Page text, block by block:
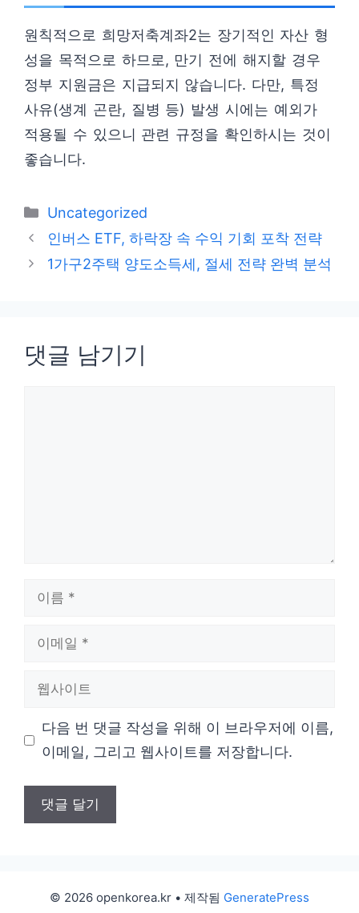
원칙적으로 희망저축계좌2는 장기적인 자산 형
성을 목적으로 하므로, 만기 전에 해지할 경우
정부 지원금은 지급되지 않습니다. 다만, 특정
사유(생계 곤란, 질병 등) 발생 시에는 예외가
적용될 수 있으니 관련 규정을 확인하시는 것이
좋습니다.
카
테
Uncategorized
인버스 ETF, 하락장 속 수익 기회 포착 전략
1가구2주택 양도소득세, 절세 전략 완벽 분석
댓글 남기기
다음 번 댓글 작성을 위해 이 브라우저에 이름,
이메일, 그리고 웹사이트를 저장합니다.
© 2026 openkorea.kr • 제작됨 GeneratePress